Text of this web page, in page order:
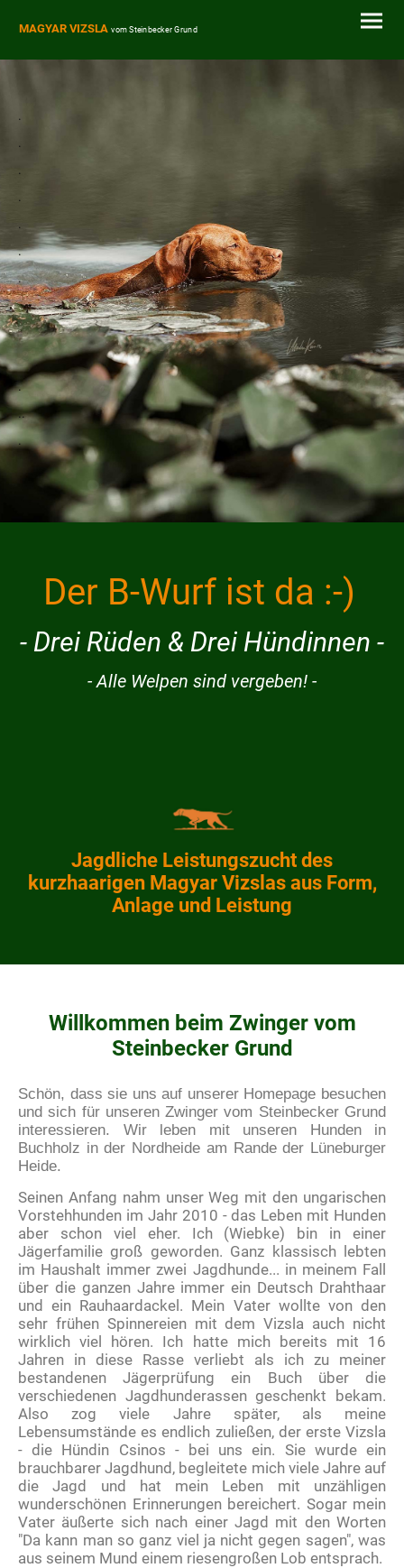
MAGYAR VIZSLA vom Steinbecker Grund
.
.
.
.
.
.
..
.
Der B-Wurf ist da :-)
- Drei Rüden & Drei Hündinnen -
- Alle Welpen sind vergeben! -
Jagdliche Leistungszucht des
kurzhaarigen Magyar Vizslas aus Form,
Anlage und Leistung
Willkommen beim Zwinger vom
Steinbecker Grund
Schön, dass sie uns auf unserer Homepage besuchen
und sich für unseren Zwinger vom Steinbecker Grund
interessieren. Wir leben mit unseren Hunden in
Buchholz in der Nordheide am Rande der Lüneburger
Heide.
Seinen Anfang nahm unser Weg mit den ungarischen
Vorstehhunden im Jahr 2010 - das Leben mit Hunden
aber schon viel eher. Ich (Wiebke) bin in einer
Jägerfamilie groß geworden. Ganz klassisch lebten
im Haushalt immer zwei Jagdhunde... in meinem Fall
über die ganzen Jahre immer ein Deutsch Drahthaar
und ein Rauhaardackel. Mein Vater wollte von den
sehr frühen Spinnereien mit dem Vizsla auch nicht
wirklich viel hören. Ich hatte mich bereits mit 16
Jahren in diese Rasse verliebt als ich zu meiner
bestandenen Jägerprüfung ein Buch über die
verschiedenen Jagdhunderassen geschenkt bekam.
Also zog viele Jahre später, als meine
Lebensumstände es endlich zuließen, der erste Vizsla
- die Hündin Csinos - bei uns ein. Sie wurde ein
brauchbarer Jagdhund, begleitete mich viele Jahre auf
die Jagd und hat mein Leben mit unzähligen
wunderschönen Erinnerungen bereichert. Sogar mein
Vater äußerte sich nach einer Jagd mit den Worten
"Da kann man so ganz viel ja nicht gegen sagen", was
aus seinem Mund einem riesengroßen Lob entsprach.